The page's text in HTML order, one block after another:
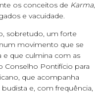
os conceitos de Karma,
e vacuidade.
sobretudo, um forte
movimento que se
e que culmina com as
Conselho Pontifício para
que acompanha
e, com frequência,